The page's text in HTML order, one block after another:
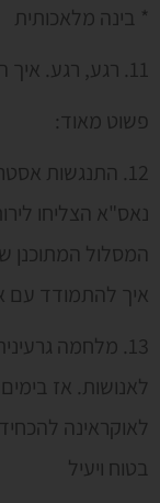
* בינה מלאכותית
11. רגע, רגע. איך הסכנות האלה הן בשורות טובות?
פשוט מאוד:
12. התנגשות
נאס"א הצליחו
איך להתמודד עם
13. מלחמה
לאנושות. אז
לאוקראינה
בטוח ויעיל